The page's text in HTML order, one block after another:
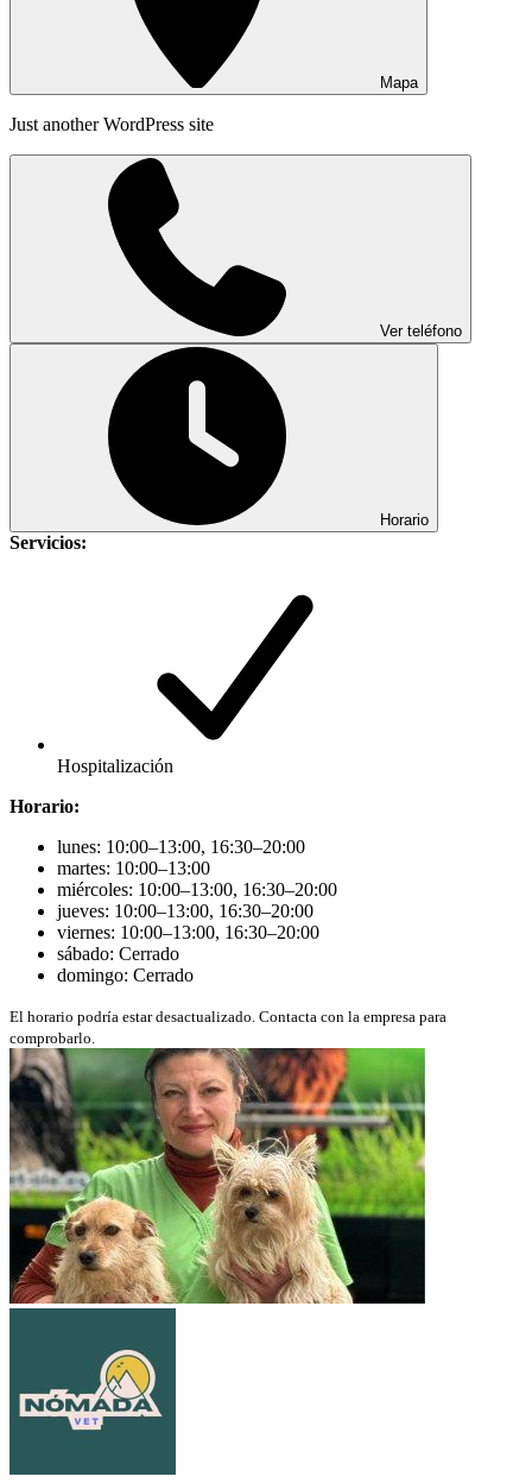
Mapa
Just another WordPress site
Ver teléfono
Horario
Servicios:
Hospitalización
Horario:
lunes: 10:00–13:00, 16:30–20:00
martes: 10:00–13:00
miércoles: 10:00–13:00, 16:30–20:00
jueves: 10:00–13:00, 16:30–20:00
viernes: 10:00–13:00, 16:30–20:00
sábado: Cerrado
domingo: Cerrado
El horario podría estar desactualizado. Contacta con la empresa para
comprobarlo.